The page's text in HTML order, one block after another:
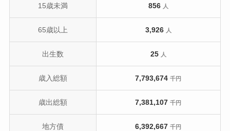
15歳未満 856 人
65歳以上 3,926 人
出生数 25 人
歳入総額 7,793,674千円
歳出総額 7,381,107千円
地方債 6,392,667千円